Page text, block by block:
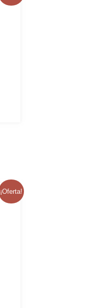
¡Oferta!